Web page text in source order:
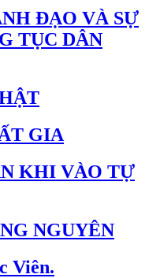
ĐẠO VÀ SỰ
TỤC DÂN
GIA
KHI VÀO TỰ
NGUYÊN
Viên.